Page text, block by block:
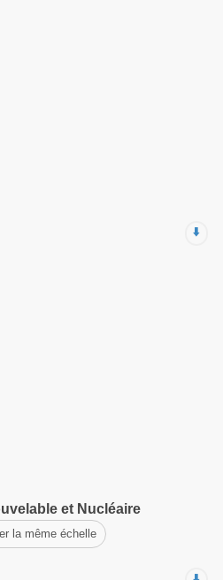
⬇️
et Nucléaire
la même échelle